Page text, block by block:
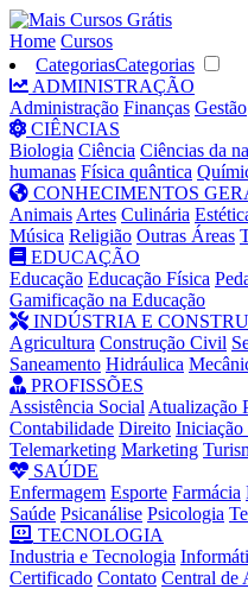
Home Cursos
CategoriasCategorias
ADMINISTRAÇÃO
Administração Finanças Gestão
CIÊNCIAS
Biologia Ciência Ciências da
humanas Física quântica
CONHECIMENTOS
Animais Artes Culinária
Música Religião Outras Áreas
EDUCAÇÃO
Educação Educação Física
Gamificação na Educação
INDÚSTRIA E
Agricultura Construção Civil
Saneamento Hidráulica
PROFISSÕES
Assistência Social Atualização
Contabilidade Direito Iniciação
Telemarketing Marketing
SAÚDE
Enfermagem Esporte Farmácia
Saúde Psicanálise Psicologia
TECNOLOGIA
Industria e Tecnologia
Certificado Contato Central de